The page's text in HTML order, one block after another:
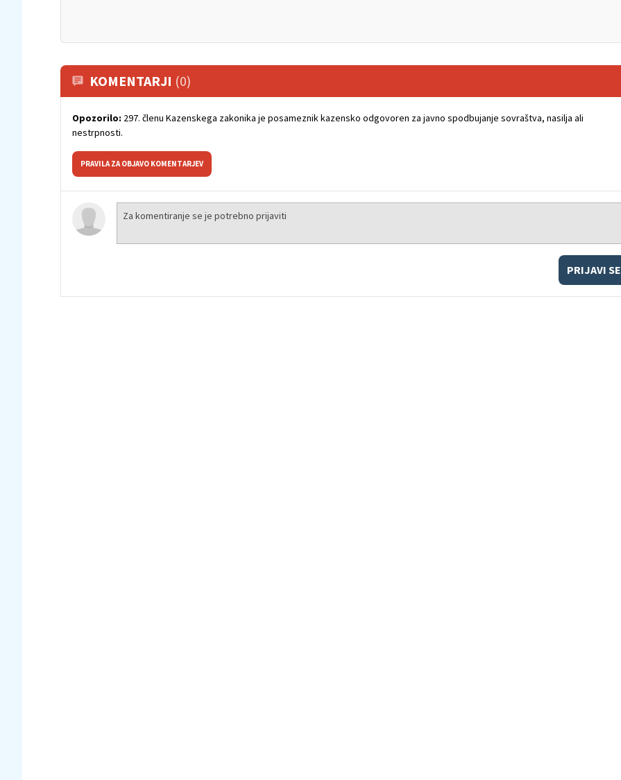
KOMENTARJI (0)
Opozorilo: 297. členu Kazenskega zakonika je posameznik kazensko odgovoren za javno spodbujanje sovraštva, nasilja ali
nestrpnosti.
PRAVILA ZA OBJAVO KOMENTARJEV
PRIJAVI SE